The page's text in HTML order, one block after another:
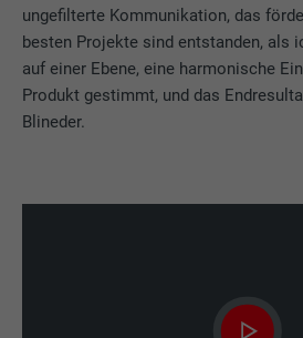
ungefilterte Kommunikation, das
besten Projekte sind entstanden, als
auf einer Ebene, eine harmonische
Produkt gestimmt, und das
Blineder.